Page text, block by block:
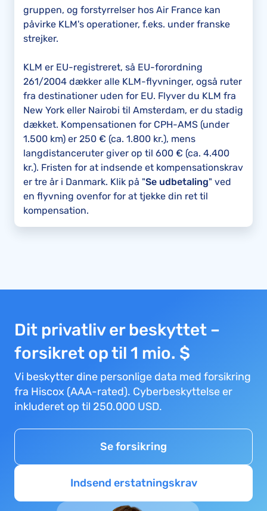
gruppen, og forstyrrelser hos Air France kan
påvirke KLM's operationer, f.eks. under franske
strejker.
KLM er EU-registreret, så EU-forordning
261/2004 dækker alle KLM-flyvninger, også ruter
fra destinationer uden for EU. Flyver du KLM fra
New York eller Nairobi til Amsterdam, er du stadig
dækket. Kompensationen for CPH-AMS (under
1.500 km) er 250 € (ca. 1.800 kr.), mens
langdistanceruter giver op til 600 € (ca. 4.400
kr.). Fristen for at indsende et kompensationskrav
er tre år i Danmark. Klik på "Se udbetaling" ved
en flyvning ovenfor for at tjekke din ret til
kompensation.
Dit privatliv er beskyttet –
forsikret op til 1 mio. $
Vi beskytter dine personlige data med forsikring
fra Hiscox (AAA-rated). Cyberbeskyttelse er
inkluderet op til 250.000 USD.
Se forsikring
Indsend erstatningskrav